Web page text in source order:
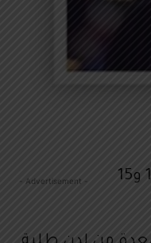
- Advertisement -
تحت شعار “الحرية”، تستعد “جمعية فنون ومهن” لتنظيم الدورة الثانية عشرة للمهرجان الدولي لفيلم الطالب، خلال الفترة ما بين 12 و15